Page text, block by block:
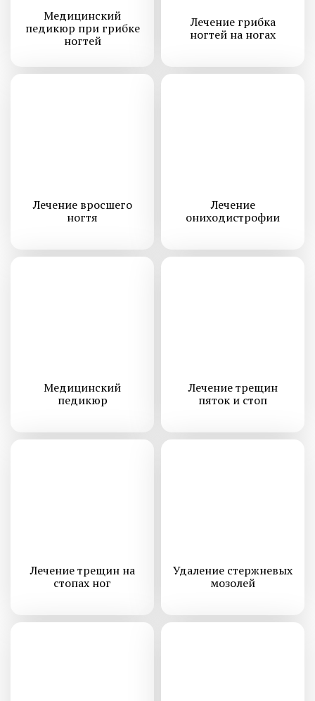
Медицинский
педикюр при грибке
ногтей
Лечение грибка
ногтей на ногах
Лечение вросшего
ногтя
Лечение
ониходистрофии
Медицинский
педикюр
Лечение трещин
пяток и стоп
Лечение трещин на
стопах ног
Удаление стержневых
мозолей